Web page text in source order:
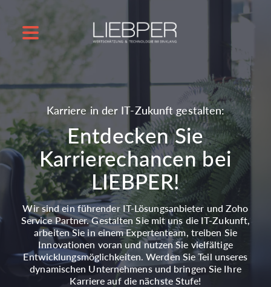
Karriere in der IT-Zukunft gestalten:
Entdecken Sie
Karrierechancen bei
LIEBPER!
Wir sind ein führender IT-Lösungsanbieter und Zoho
Service Partner. Gestalten Sie mit uns die IT-Zukunft,
arbeiten Sie in einem Expertenteam, treiben Sie
Innovationen voran und nutzen Sie vielfältige
Entwicklungsmöglichkeiten. Werden Sie Teil unseres
dynamischen Unternehmens und bringen Sie Ihre
Karriere auf die nächste Stufe!